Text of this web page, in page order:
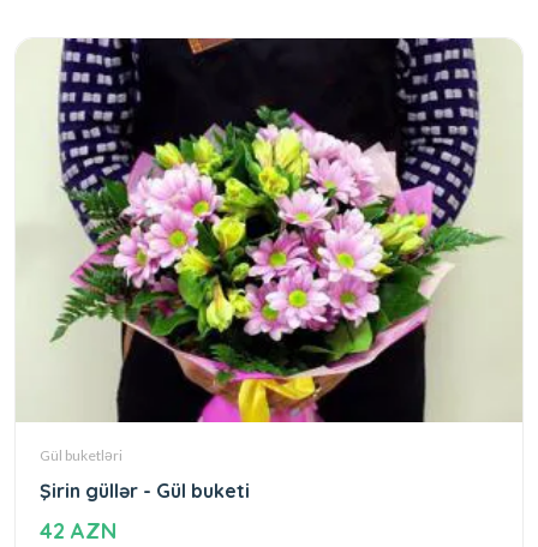
Gül buketləri
Şirin güllər - Gül buketi
42 AZN